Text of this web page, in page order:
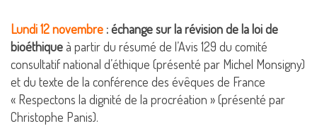
Lundi 12 novembre : échange sur la révision de la loi de
bioéthiqueà partir du résumé de l’Avis 129 du comité
consultatif national d’éthique (présenté par Michel Monsigny)
et du texte de la conférence des évêques de France
« Respectons la dignité de la procréation » (présenté par
Christophe Panis).